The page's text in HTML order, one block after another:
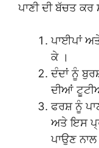
ਪਾਣੀ ਦੀ ਬੱਚਤ ਕਰ
ਪਾਈਪਾਂ
ਕੇ ।
ਦੰਦਾਂ ਨੂੰ
ਦੀਆਂ
ਫਰਸ਼ ਨੂੰ
ਅਤੇ ਇਸ
ਪਾਉਣ